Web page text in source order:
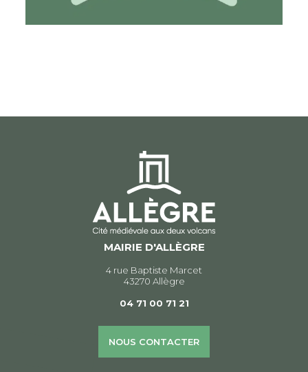
MAIRIE D'ALLÈGRE
4 rue Baptiste Marcet
43270 Allègre
04 71 00 71 21
NOUS CONTACTER